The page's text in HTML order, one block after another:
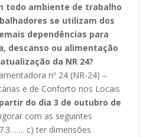
todo ambiente de trabalho
se utilizam dos
dependências para
descanso ou alimentação
da NR 24?
nº 24 (NR-24) –
e de Conforto nos Locais
do dia 3 de outubro de
com as seguintes
….. c) ter dimensões